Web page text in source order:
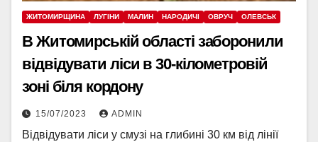
ЖИТОМИРЩИНА ЛУГІНИ МАЛИН НАРОДИЧІ ОВРУЧ ОЛЕВСЬК
В Житомирській області заборонили
відвідувати ліси в 30-кілометровій
зоні біля кордону
15/07/2023 ADMIN
Відвідувати ліси у смузі на глибині 30 км від лінії